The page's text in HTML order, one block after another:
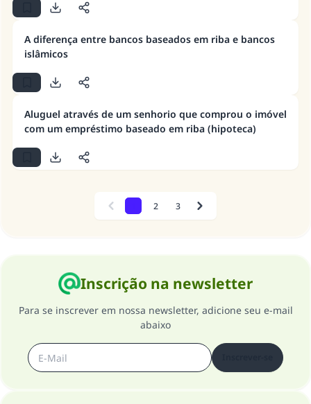
A diferença entre bancos baseados em riba e bancos
islâmicos
Aluguel através de um senhorio que comprou o imóvel
com um empréstimo baseado em riba (hipoteca)
Previous 2 3 Next
Inscrição na newsletter
Para se inscrever em nossa newsletter, adicione seu e-mail
abaixo